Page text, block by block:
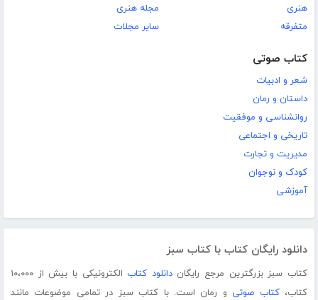
هنری
متفرقه
مجله هنری
سایر مجلات
کتاب صوتی
شعر و ادبیات
داستان و رمان
روانشناسی و موفقیت
تاریخی و اجتماعی
مدیریت و تجارت
کودک و نوجوان
آموزشی
دانلود رایگان کتاب با کتاب سبز
کتاب سبز بزرگترین مرجع رایگاندانلود کتاب
الکترونیکی با بیش از ۱۰،۰۰۰
کتاب،کتاب صوتی و رمان است. با کتاب سبز در تمامی موضوعات مانند